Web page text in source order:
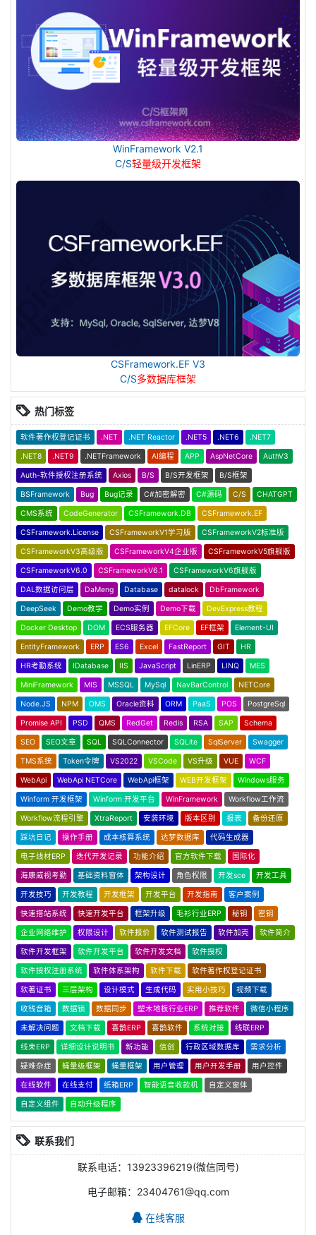
WinFramework V2.1
C/S轻量级开发框架
CSFramework.EF V3
C/S多数据库框架
热门标签
软件著作权登记证书 .NET .NET Reactor .NET5 .NET6 .NET7
.NET8 .NET9 .NETFramework AI编程 APP AspNetCore AuthV3
Auth-软件授权注册系统 Axios B/S B/S开发框架 B/S框架
BSFramework Bug Bug记录 C#加密解密 C#源码 C/S CHATGPT
CMS系统 CodeGenerator CSFramework.DB CSFramework.EF
CSFramework.License CSFrameworkV1学习版 CSFrameworkV2标准版
CSFrameworkV3高级版 CSFrameworkV4企业版 CSFrameworkV5旗舰版
CSFrameworkV6.0 CSFrameworkV6.1 CSFrameworkV6旗舰版
DAL数据访问层 DaMeng Database datalock DbFramework
DeepSeek Demo教学 Demo实例 Demo下载 DevExpress教程
Docker Desktop DOM ECS服务器 EFCore EF框架 Element-UI
EntityFramework ERP ES6 Excel FastReport GIT HR
HR考勤系统 IDatabase IIS JavaScript LinERP LINQ MES
MiniFramework MIS MSSQL MySql NavBarControl NETCore
Node.JS NPM OMS Oracle资料 ORM PaaS POS PostgreSql
Promise API PSD QMS RedGet Redis RSA SAP Schema
SEO SEO文章 SQL SQLConnector SQLite SqlServer Swagger
TMS系统 Token令牌 VS2022 VSCode VS升级 VUE WCF
WebApi WebApi NETCore WebApi框架 WEB开发框架 Windows服务
Winform 开发框架 Winform 开发平台 WinFramework Workflow工作流
Workflow流程引擎 XtraReport 安装环境 版本区别 报表 备份还原
踩坑日记 操作手册 成本核算系统 达梦数据库 代码生成器
电子线材ERP 迭代开发记录 功能介绍 官方软件下载 国际化
海康威视考勤 基础资料窗体 架构设计 角色权限 开发sce 开发工具
开发技巧 开发教程 开发框架 开发平台 开发指南 客户案例
快速搭站系统 快速开发平台 框架升级 毛衫行业ERP 秘钥 密钥
企业网络维护 权限设计 软件报价 软件测试报告 软件加壳 软件简介
软件开发框架 软件开发平台 软件开发文档 软件授权
软件授权注册系统 软件体系架构 软件下载 软件著作权登记证书
软著证书 三层架构 设计模式 生成代码 实用小技巧 视频下载
收钱音箱 数据锁 数据同步 塑木地板行业ERP 推荐软件 微信小程序
未解决问题 文档下载 喜鹊ERP 喜鹊软件 系统对接 线联ERP
线束ERP 详细设计说明书 新功能 信创 行政区域数据库 需求分析
疑难杂症 蝇量级框架 蝇量框架 用户管理 用户开发手册 用户控件
在线软件 在线支付 纸箱ERP 智能语音收款机 自定义窗体
自定义组件 自动升级程序
联系我们
联系电话：13923396219(微信同号)
电子邮箱：23404761@qq.com
在线客服